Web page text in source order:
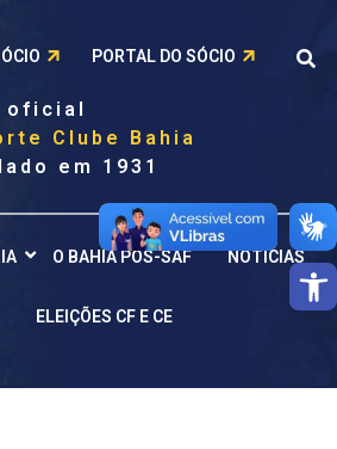
Barra
oficial
Clube Bahia
em 1931
PORTAL DO SÓCIO
O BAHIA PÓS-SAF NOTÍCIAS
ELEIÇÕES CF E CE